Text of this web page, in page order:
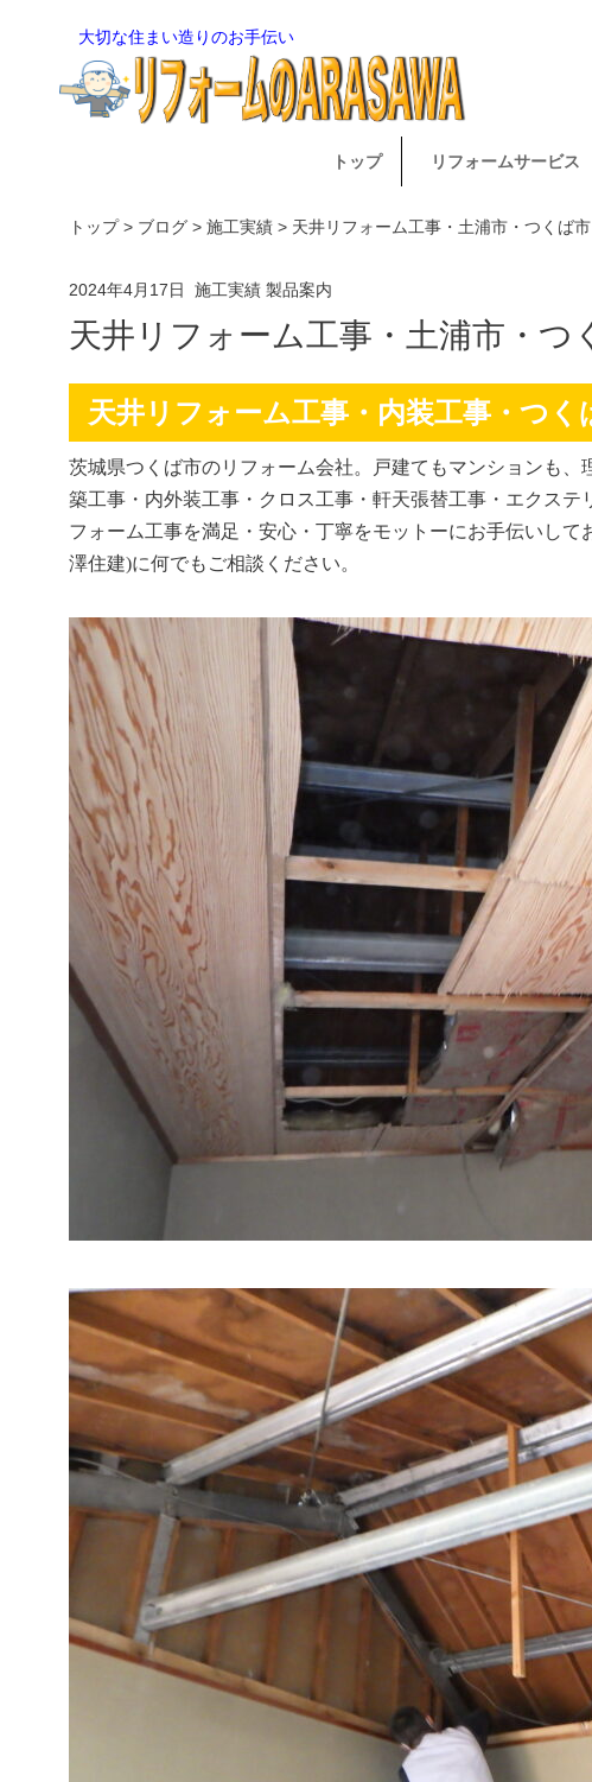
大切な住まい造りのお手伝い
トップ リフォームサービス
トップ> ブログ > 施工実績 > 天井リフォーム工事・土浦市・つくば
2024年4月17日 施工実績 製品案内
天井リフォーム工事・土浦市・つ
天井リフォーム工事・内装工事・つ
茨城県つくば市のリフォーム会社。戸建てもマンションも
築工事・内外装工事・クロス工事・軒天張替工事・エクス
フォーム工事を満足・安心・丁寧をモットーにお手伝いし
澤住建)に何でもご相談ください。